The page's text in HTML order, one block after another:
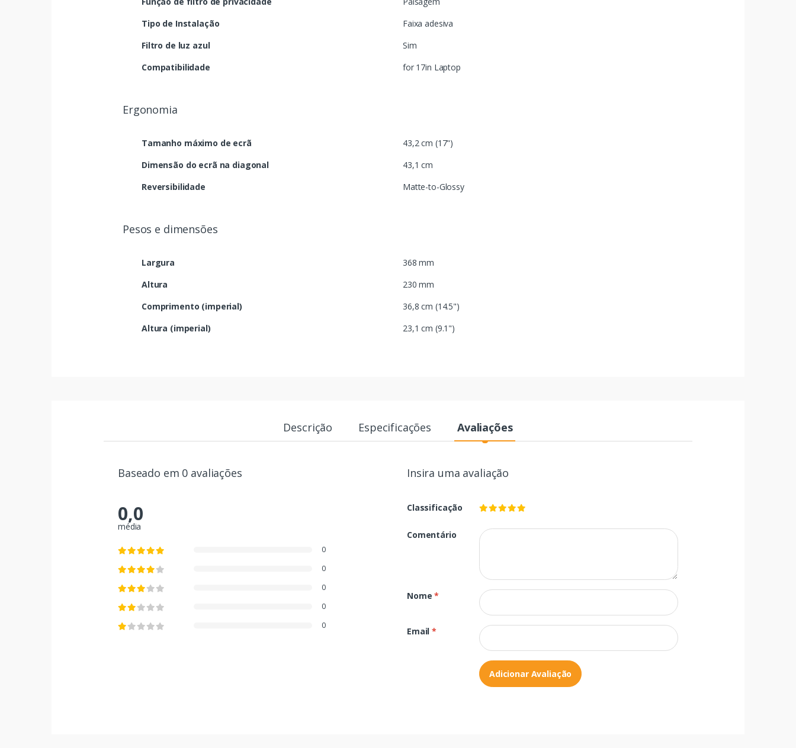
Tipo de Instalação
Faixa adesiva
Filtro de luz azul
Sim
Compatibilidade
for 17in Laptop
Ergonomia
Tamanho máximo de ecrã
43,2 cm (17")
Dimensão do ecrã na diagonal
43,1 cm
Reversibilidade
Matte-to-Glossy
Pesos e dimensões
Largura
368 mm
Altura
230 mm
Comprimento (imperial)
36,8 cm (14.5")
Altura (imperial)
23,1 cm (9.1")
Descrição Especificações Avaliações
Baseado em 0 avaliações
0,0
média
0
0
0
0
0
Insira uma avaliação
Classificação
Comentário
Nome*
Email*
Adicionar Avaliação